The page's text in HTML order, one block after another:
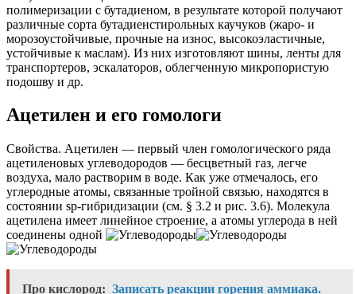
полимеризации с бутадиеном, в результате которой получают
различные сорта бутадиенстирольных каучуков (жаро- и
морозоустойчивые, прочные на износ, высокоэластичные,
устойчивые к маслам). Из них изготовляют шины, ленты для
транспортеров, эскалаторов, облегченную микропористую
подошву и др.
Ацетилен и его гомологи
Свойства. Ацетилен — первый член гомологического ряда
ацетиленовых углеводородов — бесцветный газ, легче
воздуха, мало растворим в воде. Как уже отмечалось, его
углеродные атомы, связанные тройной связью, находятся в
состоянии sp-гибридизации (см. § 3.2 и рис. 3.6). Молекула
ацетилена имеет линейное строение, а атомы углерода в ней
соединены одной
Про кислород: Записать реакции горения аммиака.